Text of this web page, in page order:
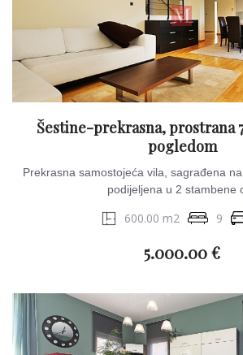
Šestine-prekrasna, prostrana
pogledom
Prekrasna samostojeća vila, sagrađena
podijeljena u 2 stambene
600.00 m2 9
5.000.00 €